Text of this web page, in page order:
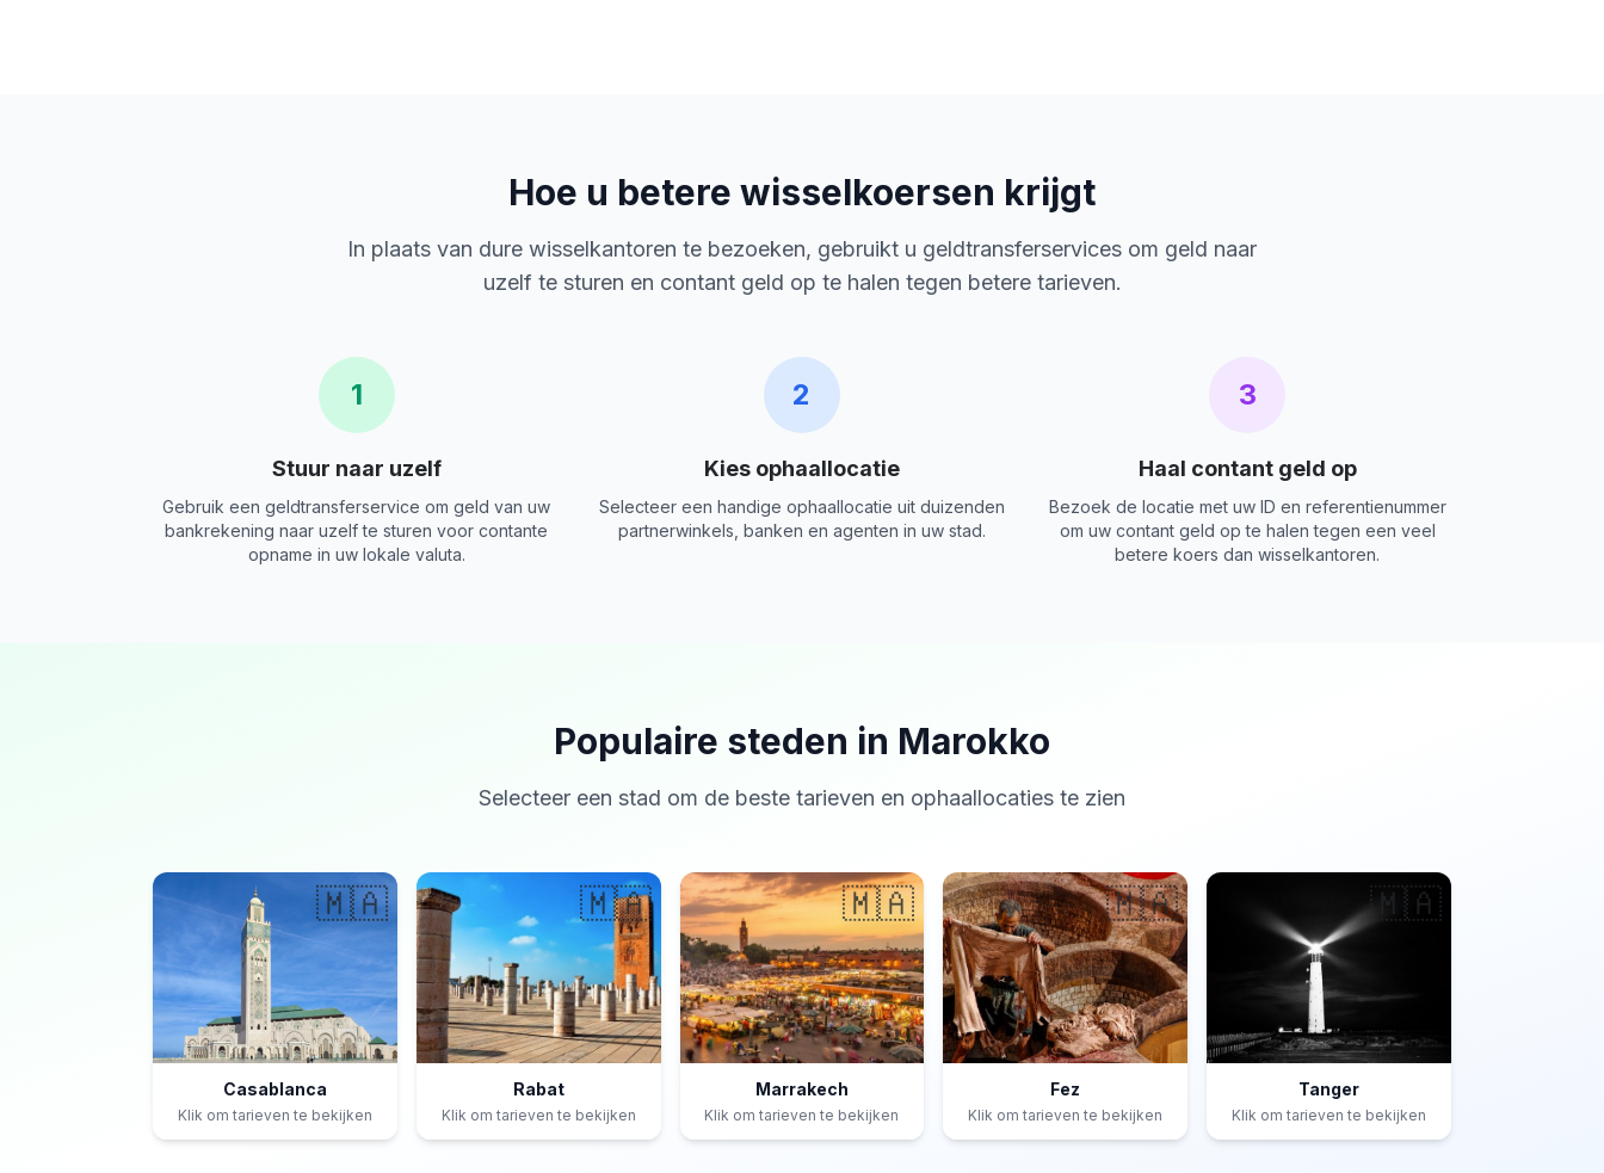
Hoe u betere wisselkoersen krijgt
In plaats van dure wisselkantoren te bezoeken, gebruikt u geldtransferservices om geld naar
uzelf te sturen en contant geld op te halen tegen betere tarieven.
1
Stuur naar uzelf
Gebruik een geldtransferservice om geld van uw
bankrekening naar uzelf te sturen voor contante
opname in uw lokale valuta.
2
Kies ophaallocatie
Selecteer een handige ophaallocatie uit duizenden
partnerwinkels, banken en agenten in uw stad.
3
Haal contant geld op
Bezoek de locatie met uw ID en referentienummer
om uw contant geld op te halen tegen een veel
betere koers dan wisselkantoren.
Populaire steden in Marokko
Selecteer een stad om de beste tarieven en ophaallocaties te zien
🇲🇦
Casablanca
Klik om tarieven te bekijken
🇲🇦
Rabat
Klik om tarieven te bekijken
🇲🇦
Marrakech
Klik om tarieven te bekijken
🇲🇦
Fez
Klik om tarieven te bekijken
🇲🇦
Tanger
Klik om tarieven te bekijken